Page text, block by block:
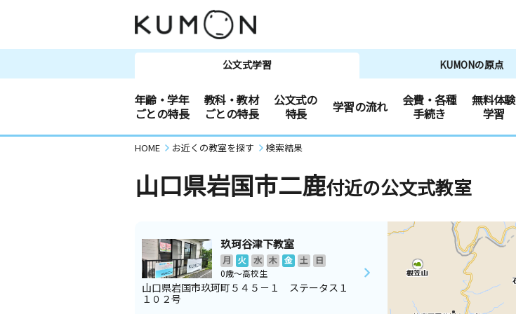
公文式学習 KUMONの原点
年齢・学年
ごとの特長
教科・教材
ごとの特長
公文式の
特長
学習の流れ
会費・各種
手続き
無料体験
学習
HOME お近くの教室を探す 検索結果
山口県岩国市二鹿付近の公文式教室
玖珂谷津下教室
月 火 水 木 金 土
日
0歳～高校生
山口県岩国市玖珂町５４５－１ ステータス１
１０２号